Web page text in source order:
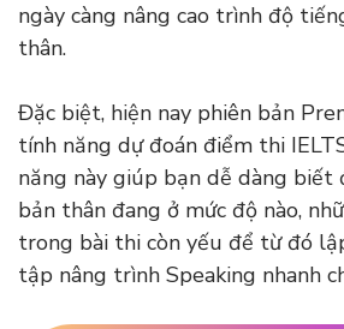
ngày càng nâng cao trình độ
thân.
Đặc biệt, hiện nay phiên bản
tính năng dự đoán điểm thi
năng này giúp bạn dễ dàng biết
bản thân đang ở mức độ nào,
trong bài thi còn yếu để từ đó
tập nâng trình Speaking nhanh